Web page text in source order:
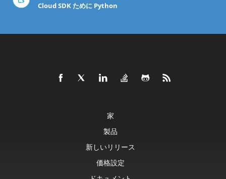
Cloud SDK ために Python
家
製品
新しいリリース
価格設定